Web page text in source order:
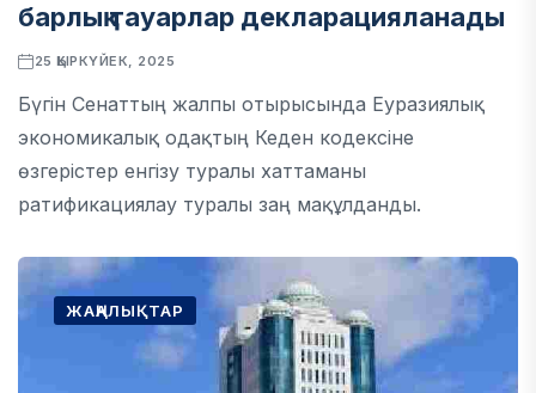
барлық тауарлар декларацияланады
25 ҚЫРКҮЙЕК, 2025
Бүгін Сенаттың жалпы отырысында Еуразиялық
экономикалық одақтың Кеден кодексіне
өзгерістер енгізу туралы хаттаманы
ратификациялау туралы заң мақұлданды.
ЖАҢАЛЫҚТАР